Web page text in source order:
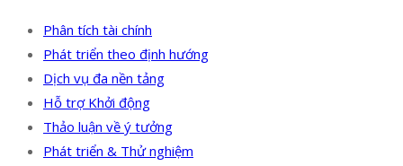
Phân tích tài chính
Phát triển theo định hướng
Dịch vụ đa nền tảng
Hỗ trợ Khởi động
Thảo luận về ý tưởng
Phát triển & Thử nghiệm